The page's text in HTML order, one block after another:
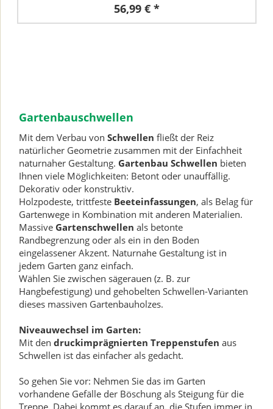
56,99 € *
Gartenbauschwellen
Mit dem Verbau von Schwellen fließt der Reiz
natürlicher Geometrie zusammen mit der Einfachheit
naturnaher Gestaltung. Gartenbau Schwellen bieten
Ihnen viele Möglichkeiten: Betont oder unauffällig.
Dekorativ oder konstruktiv.
Holzpodeste, trittfeste Beeteinfassungen, als Belag für
Gartenwege in Kombination mit anderen Materialien.
Massive Gartenschwellen als betonte
Randbegrenzung oder als ein in den Boden
eingelassener Akzent. Naturnahe Gestaltung ist in
jedem Garten ganz einfach.
Wählen Sie zwischen sägerauen (z. B. zur
Hangbefestigung) und gehobelten Schwellen-Varianten
dieses massiven Gartenbauholzes.
Niveauwechsel im Garten:
Mit den druckimprägnierten Treppenstufen aus
Schwellen ist das einfacher als gedacht.
So gehen Sie vor: Nehmen Sie das im Garten
vorhandene Gefälle der Böschung als Steigung für die